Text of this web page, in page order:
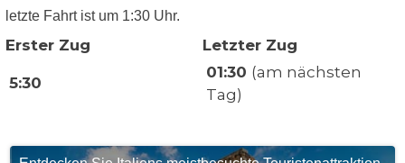
letzte Fahrt ist um 1:30 Uhr.
Erster Zug Letzter Zug
5:30
01:30 (am nächsten
Tag)